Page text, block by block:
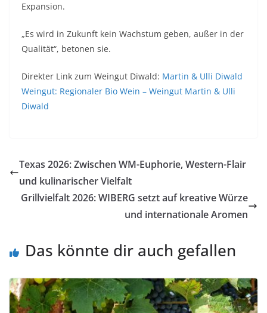
Expansion.
„Es wird in Zukunft kein Wachstum geben, außer in der
Qualität“, betonen sie.
Direkter Link zum Weingut Diwald: Martin & Ulli Diwald
Weingut: Regionaler Bio Wein – Weingut Martin & Ulli
Diwald
Texas 2026: Zwischen WM-Euphorie, Western-Flair
und kulinarischer Vielfalt
Grillvielfalt 2026: WIBERG setzt auf kreative Würze
und internationale Aromen
Das könnte dir auch gefallen